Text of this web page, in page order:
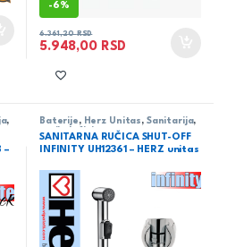
-6%
5.948,00 RSD
6.361,20RSD
,
–
Baterije , Herz Unitas , Sanitarija,
serija Infinity
SANITARNA RUČICA SHUT-OFF
INFINITY UH12361 – HERZ unitas